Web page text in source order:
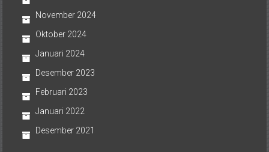
November 2024
Oktober 2024
Januari 2024
Desember 2023
Februari 2023
Januari 2022
Desember 2021